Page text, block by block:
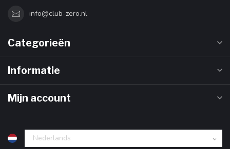
info@club-zero.nl
Categorieën
Informatie
Mijn account